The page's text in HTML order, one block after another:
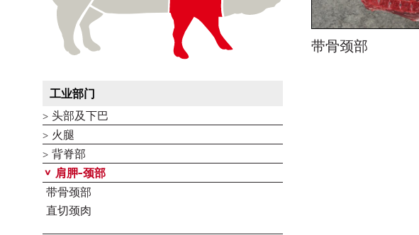
工业部门
头部及下巴
火腿
背脊部
肩胛-颈部
带骨颈部
直切颈肉
带骨颈部